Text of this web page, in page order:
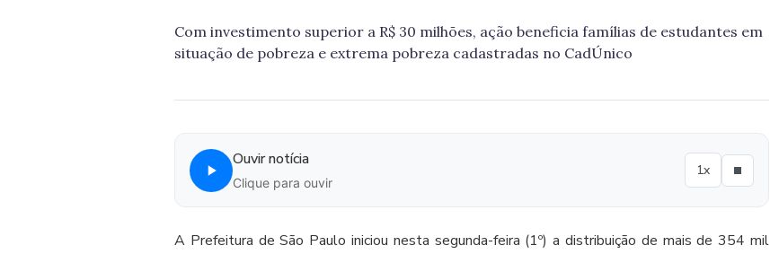
Com investimento superior a R$ 30 milhões, ação beneficia famílias de estudantes em
situação de pobreza e extrema pobreza cadastradas no CadÚnico
Ouvir notícia
Clique para ouvir
1x
A Prefeitura de São Paulo iniciou nesta segunda-feira (1º) a distribuição de mais de 354 mil